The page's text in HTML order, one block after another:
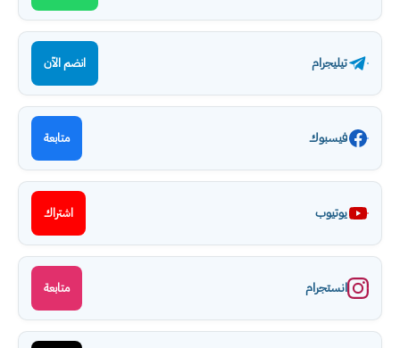
تيليجرام انضم الآن
فيسبوك متابعة
يوتيوب اشتراك
انستجرام متابعة